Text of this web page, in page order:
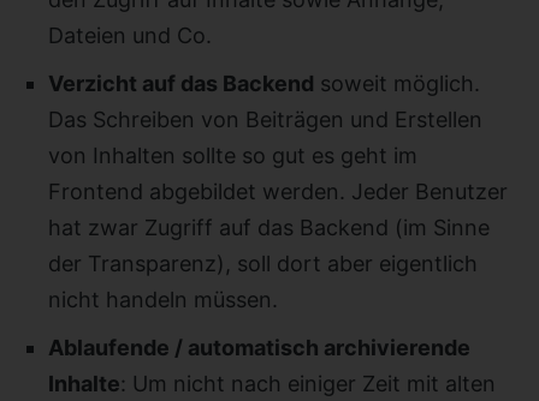
Dateien und Co.
Verzicht auf das Backend soweit möglich.
Das Schreiben von Beiträgen und Erstellen
von Inhalten sollte so gut es geht im
Frontend abgebildet werden. Jeder Benutzer
hat zwar Zugriff auf das Backend (im Sinne
der Transparenz), soll dort aber eigentlich
nicht handeln müssen.
Ablaufende / automatisch archivierende
Inhalte: Um nicht nach einiger Zeit mit alten